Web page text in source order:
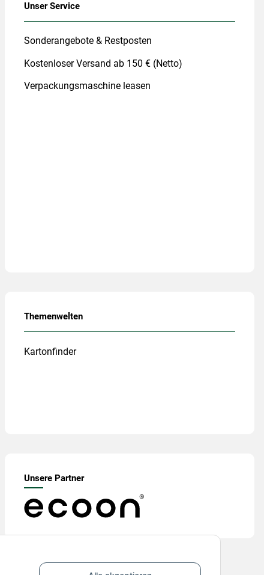
Unser Service
Sonderangebote & Restposten
Kostenloser Versand ab 150 € (Netto)
Verpackungsmaschine leasen
Themenwelten
Kartonfinder
Unsere Partner